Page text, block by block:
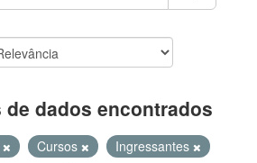
dados encontrados
Cursos
Ingressantes